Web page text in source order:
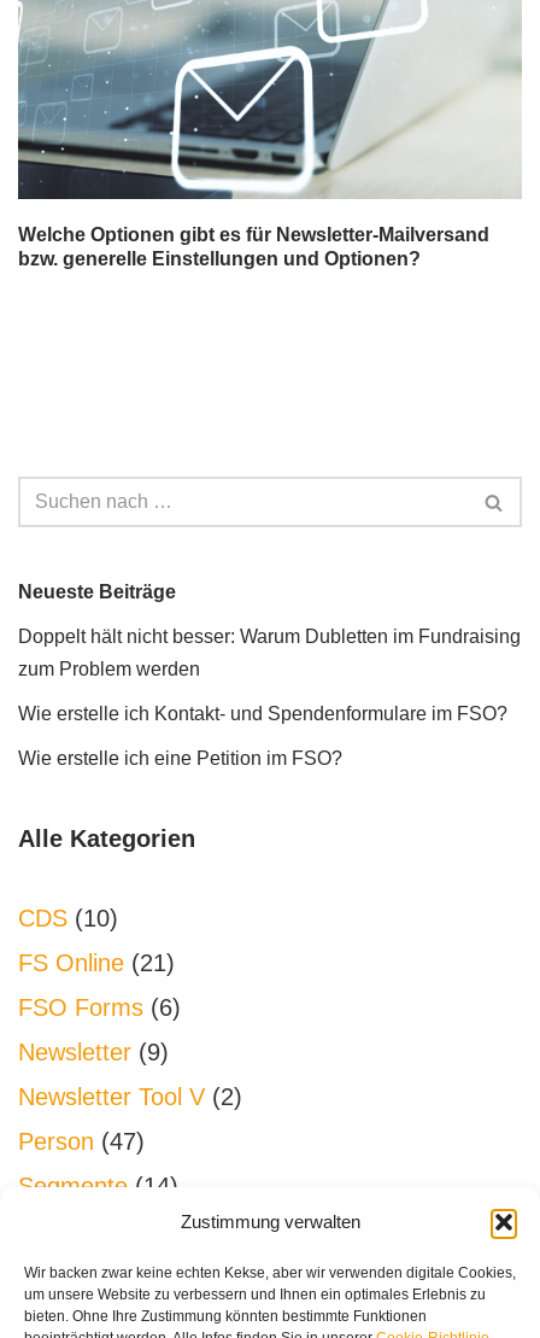
Zustimmung verwalten
Wir backen zwar keine echten Kekse, aber wir verwenden digitale Cookies,
um unsere Website zu verbessern und Ihnen ein optimales Erlebnis zu
bieten. Ohne Ihre Zustimmung könnten bestimmte Funktionen
Welche Optionen gibt es für Newsletter-Mailversand
bzw. generelle Einstellungen und Optionen?
Neueste Beiträge
Doppelt hält nicht besser: Warum Dubletten im Fundraising
zum Problem werden
Wie erstelle ich Kontakt- und Spendenformulare im FSO?
Wie erstelle ich eine Petition im FSO?
Alle Kategorien
CDS (10)
FS Online (21)
FSO Forms (6)
Newsletter (9)
Newsletter Tool V (2)
Person (47)
Segmente (14)
Spenden(45)
System(27)